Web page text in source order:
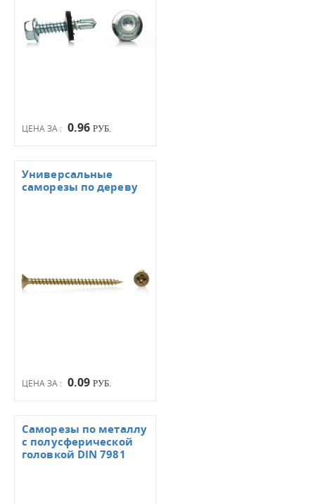
ЦЕНА ЗА : 0.96 РУБ.
ЦЕНА ЗА : 0.09 РУБ.
Универсальные
саморезы по дереву
Саморезы по металлу
с полусферической
головкой DIN 7981